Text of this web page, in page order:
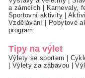
a zámcích | Karnevaly,
Sportovní aktivity|
Vzdělávání | Pobytové
program
Tipy na výlet
Výlety se sportem |
| Výlety za zábavou |